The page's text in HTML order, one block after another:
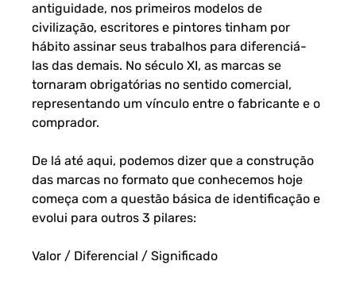
antiguidade, nos primeiros modelos de
civilização, escritores e pintores tinham por
hábito assinar seus trabalhos para diferenciá-
las das demais. No século XI, as marcas se
tornaram obrigatórias no sentido comercial,
representando um vínculo entre o fabricante e o
comprador.
De lá até aqui, podemos dizer que a construção
das marcas no formato que conhecemos hoje
começa com a questão básica de identificação e
evolui para outros 3 pilares:
Valor / Diferencial / Significado